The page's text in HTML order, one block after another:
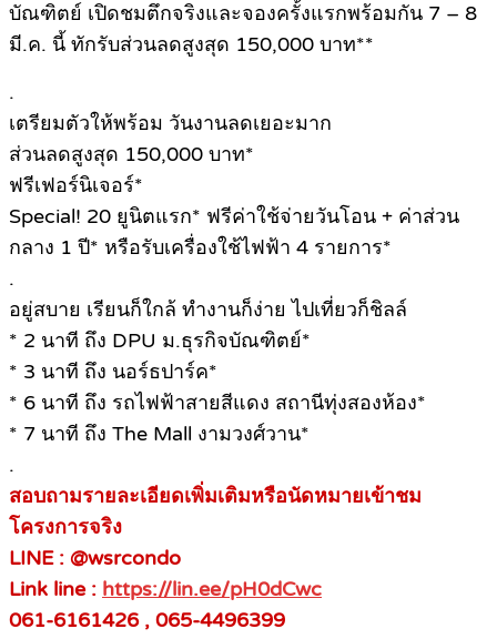
บัณฑิตย์ เปิดชมตึกจริงและจองครั้งแรกพร้อมกัน 7 – 8
มี.ค. นี้ ทักรับส่วนลดสูงสุด 150,000 บาท**
.
เตรียมตัวให้พร้อม วันงานลดเยอะมาก
ส่วนลดสูงสุด 150,000 บาท*
ฟรีเฟอร์นิเจอร์*
Special! 20 ยูนิตแรก* ฟรีค่าใช้จ่ายวันโอน + ค่าส่วน
กลาง 1 ปี* หรือรับเครื่องใช้ไฟฟ้า 4 รายการ*
.
อยู่สบาย เรียนก็ใกล้ ทำงานก็ง่าย ไปเที่ยวก็ชิลล์
* 2 นาที ถึง DPU ม.ธุรกิจบัณฑิตย์*
* 3 นาที ถึง นอร์ธปาร์ค*
* 6 นาที ถึง รถไฟฟ้าสายสีแดง สถานีทุ่งสองห้อง*
* 7 นาที ถึง The Mall งามวงศ์วาน*
.
สอบถามรายละเอียดเพิ่มเติมหรือนัดหมายเข้าชม
โครงการจริง
LINE : @wsrcondo
Link line : https://lin.ee/pH0dCwc
061-6161426 , 065-4496399